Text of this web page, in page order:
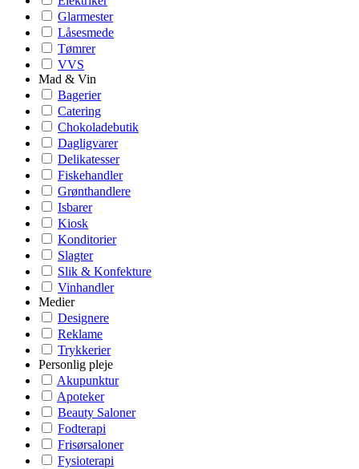
Glarmester
Låsesmede
Tømrer
VVS
Mad & Vin
Bagerier
Catering
Chokoladebutik
Dagligvarer
Delikatesser
Fiskehandler
Grønthandlere
Isbarer
Kiosk
Konditorier
Slagter
Slik & Konfekture
Vinhandler
Medier
Designere
Reklame
Trykkerier
Personlig pleje
Akupunktur
Apoteker
Beauty Saloner
Fodterapi
Frisørsaloner
Fysioterapi